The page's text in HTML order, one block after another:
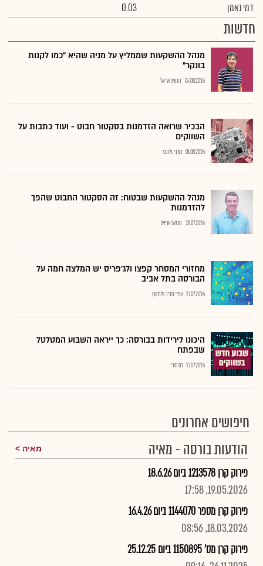
דמי נאמן
0.03
חדשות
מנהל ההשקעות שממליץ על מניה שהיא "כמו לקנות
בונקר"
04.08.2026 נתנאל אריאל
הבכיר שרואה הזדמנות בסקטור חבוט - ועוד כתבות על
השווקים
01.08.2026 כתבי גלובס
מנהל ההשקעות שבטוח: זה הסקטור החבוט שהפך
להזדמנות
28.07.2026 נתנאל אריאל
מחזורי המסחר קפצו ולג'פריס יש המלצה חמה על
הבורסה בתל אביב
27.07.2026 שירי חביב-ולדהורן
היכונו לירידות בבורסה: כך ייראה השבוע המטלטל
שבפתח
27.07.2026 רם מורי
חיפושים אחרונים
הודעות בורסה - מאיה
מאיה
פירוק קרן 1213578 ביום 18.6.26
19.05.2026, 17:58
פירוק קרן מספר 1144070 ביום 16.4.26
18.03.2026, 08:56
פירוק קרן מס' 1150895 ביום 25.12.25